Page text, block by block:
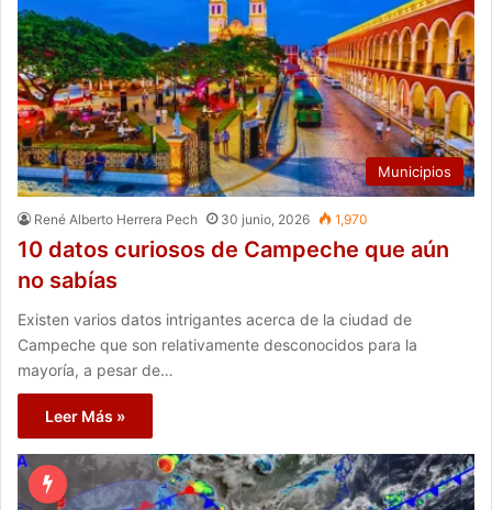
Municipios
René Alberto Herrera Pech 30 junio, 2026 1,970
10 datos curiosos de Campeche que aún
no sabías
Existen varios datos intrigantes acerca de la ciudad de
Campeche que son relativamente desconocidos para la
mayoría, a pesar de…
Leer Más »